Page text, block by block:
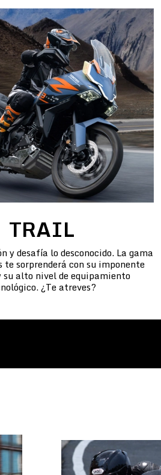
TRAIL
y desafía lo desconocido. La gama
te sorprenderá con su imponente
su alto nivel de equipamiento
¿Te atreves?